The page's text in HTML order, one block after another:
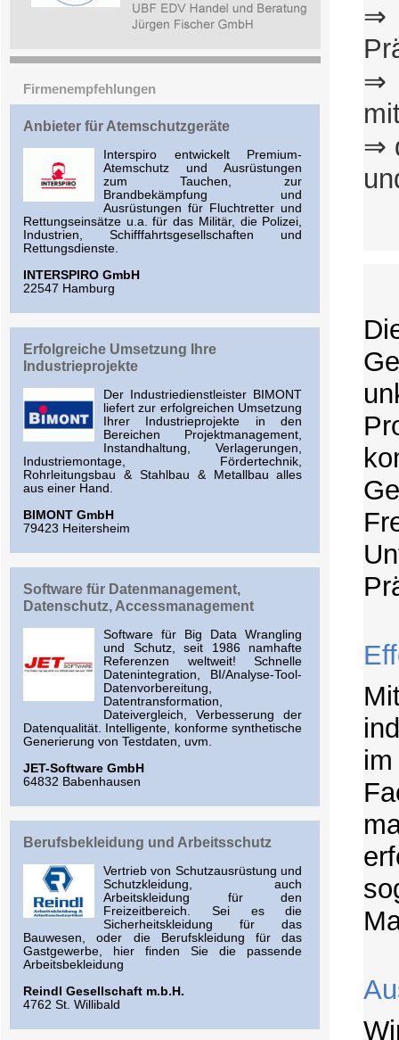
Firmenempfehlungen
Anbieter für Atemschutzgeräte
Interspiro entwickelt Premium-
Atemschutz und Ausrüstungen
zum Tauchen, zur
Brandbekämpfung und
Ausrüstungen für Fluchtretter und
Rettungseinsätze u.a. für das Militär, die Polizei,
Industrien, Schifffahrtsgesellschaften und
Rettungsdienste.
INTERSPIRO GmbH
22547 Hamburg
Erfolgreiche Umsetzung Ihre
Industrieprojekte
Der Industriedienstleister BIMONT
liefert zur erfolgreichen Umsetzung
Ihrer Industrieprojekte in den
Bereichen Projektmanagement,
Instandhaltung, Verlagerungen,
Industriemontage, Fördertechnik,
Rohrleitungsbau & Stahlbau & Metallbau alles
aus einer Hand.
BIMONT GmbH
79423 Heitersheim
Software für Datenmanagement,
Datenschutz, Accessmanagement
Software für Big Data Wrangling
und Schutz, seit 1986 namhafte
Referenzen weltweit! Schnelle
Datenintegration, BI/Analyse-Tool-
Datenvorbereitung,
Datentransformation,
Dateivergleich, Verbesserung der
Datenqualität. Intelligente, konforme synthetische
Generierung von Testdaten, uvm.
JET-Software GmbH
64832 Babenhausen
Berufsbekleidung und Arbeitsschutz
Vertrieb von Schutzausrüstung und
Schutzkleidung, auch
Arbeitskleidung für den
Freizeitbereich. Sei es die
Sicherheitskleidung für das
Bauwesen, oder die Berufskleidung für das
Gastgewerbe, hier finden Sie die passende
Arbeitsbekleidung
Reindl Gesellschaft m.b.H.
4762 St. Willibald
⇒
⇒
⇒